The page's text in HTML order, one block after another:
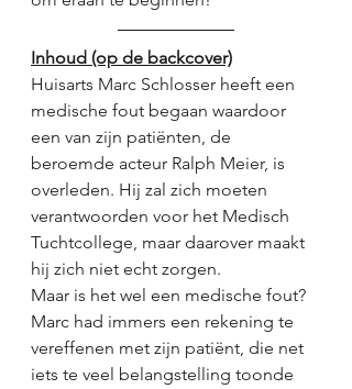
Inhoud (op de backcover)
Huisarts Marc Schlosser heeft een
medische fout begaan waardoor
een van zijn patiënten, de
beroemde acteur Ralph Meier, is
overleden. Hij zal zich moeten
verantwoorden voor het Medisch
Tuchtcollege, maar daarover maakt
hij zich niet echt zorgen.
Maar is het wel een medische fout?
Marc had immers een rekening te
vereffenen met zijn patiënt, die net
iets te veel belangstelling toonde